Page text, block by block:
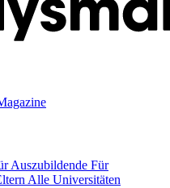
Auszubildende Für
Alle Universitäten